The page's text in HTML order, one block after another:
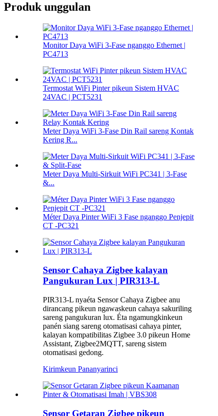
Produk unggulan
Monitor Daya WiFi 3-Fase nganggo Ethernet |
PC4713
Termostat WiFi Pinter pikeun Sistem HVAC
24VAC | PCT5231
Meter Daya WiFi 3-Fase Din Rail sareng Kontak
Kering R...
Meter Daya Multi-Sirkuit WiFi PC341 | 3-Fase
&...
Méter Daya Pinter WiFi 3 Fase nganggo Penjepit
CT -PC321
Sensor Cahaya Zigbee kalayan
Pangukuran Lux | PIR313-L
PIR313-L nyaéta Sensor Cahaya Zigbee anu
dirancang pikeun ngawaskeun cahaya sakuriling
sareng pangukuran lux. Éta ngamungkinkeun
panén siang sareng otomatisasi cahaya pinter,
kalayan kompatibilitas Zigbee 3.0 pikeun Home
Assistant, Zigbee2MQTT, sareng sistem
otomatisasi gedong.
Kirimkeun Pananyarinci
Sensor Getaran Zigbee pikeun